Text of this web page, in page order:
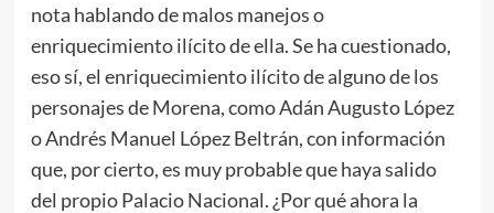
nota hablando de malos manejos o
enriquecimiento ilícito de ella. Se ha cuestionado,
eso sí, el enriquecimiento ilícito de alguno de los
personajes de Morena, como Adán Augusto López
o Andrés Manuel López Beltrán, con información
que, por cierto, es muy probable que haya salido
del propio Palacio Nacional. ¿Por qué ahora la